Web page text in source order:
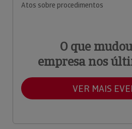
Atos sobre procedimentos
O que
empresa nos
VER MAIS